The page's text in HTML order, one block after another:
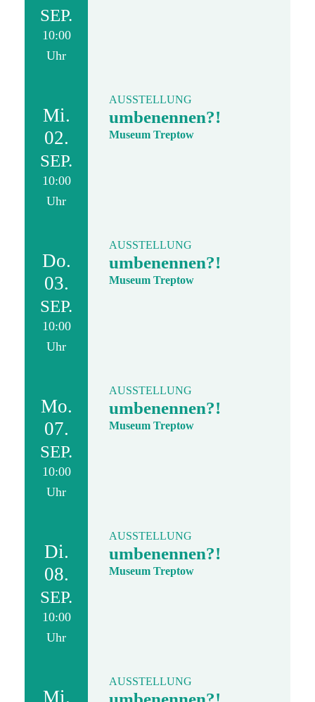
SEP.
10:00
Uhr
Mi.
02.
SEP.
10:00
Uhr
AUSSTELLUNG
umbenennen?!
Museum Treptow
Do.
03.
SEP.
10:00
Uhr
AUSSTELLUNG
umbenennen?!
Museum Treptow
Mo.
07.
SEP.
10:00
Uhr
AUSSTELLUNG
umbenennen?!
Museum Treptow
Di.
08.
SEP.
10:00
Uhr
AUSSTELLUNG
umbenennen?!
Museum Treptow
Mi.
AUSSTELLUNG